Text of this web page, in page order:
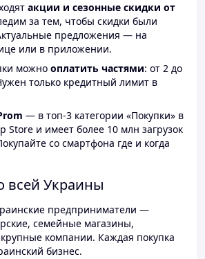
акции и сезонные скидки от
за тем, чтобы скидки были
предложения — на
или в приложении.
можно оплатить частями: от 2 до
только кредитный лимит в
— в топ-3 категории «Покупки» в
Store и имеет более 10 млн загрузок
со смартфона где и когда
всей Украины
предприниматели —
семейные магазины,
компании. Каждая покупка
бизнес.